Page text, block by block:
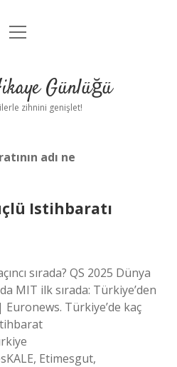
Anasayfa
Uyarı
menüyü
Günlüğü
zihnini genişlet!
adı ne
Istihbaratı
sırada? QS 2025 Dünya
MIT ilk sırada: Türkiye’den
Türkiye’de kaç
Etimesgut,